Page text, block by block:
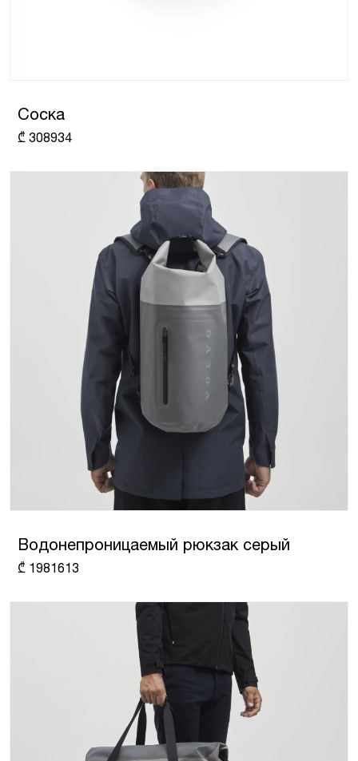
Соска
₾ 308934
Водонепроницаемый рюкзак серый
₾ 1981613